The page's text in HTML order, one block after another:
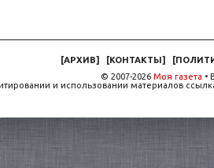
[АРХИВ] [КОНТАКТЫ] [
© 2007-2026 Моя газета •
и использовании материалов